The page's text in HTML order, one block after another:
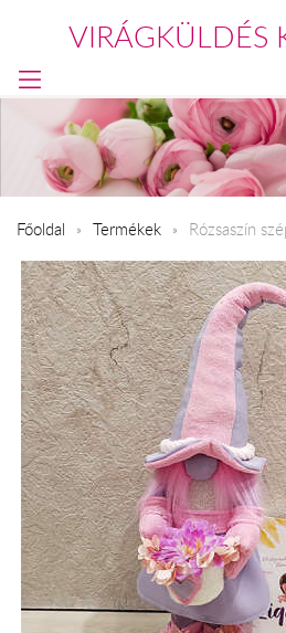
VIRÁGKÜLDÉS
Főoldal Termékek Rózsaszín